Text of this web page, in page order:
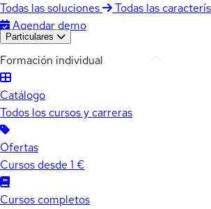
Todas las soluciones
Todas las
Agendar demo
Particulares
Formación individual
Catálogo
Todos los cursos y carreras
Ofertas
Cursos desde 1 €
Cursos completos